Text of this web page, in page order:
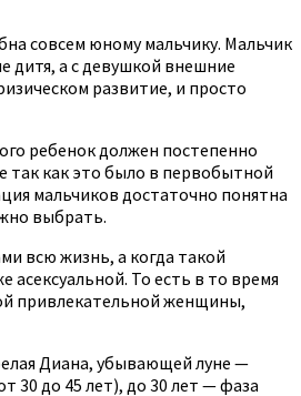
совсем юному мальчику. Мальчик
дитя, а с девушкой внешние
развитие, и просто
ребенок должен постепенно
так как это было в первобытной
мальчиков достаточно понятна
выбрать.
всю жизнь, а когда такой
То есть в то время
привлекательной женщины,
Диана, убывающей луне —
30 до 45 лет), до 30 лет — фаза